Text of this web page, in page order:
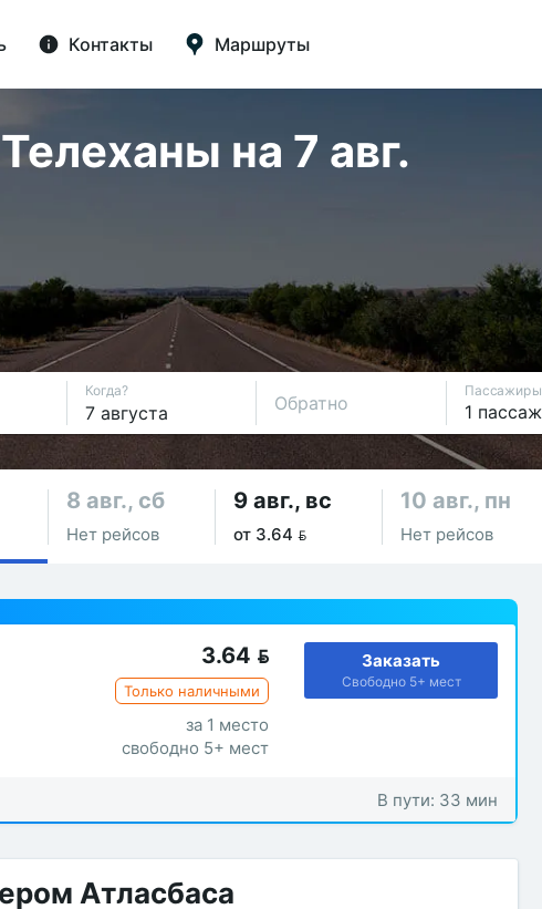
Контакты Маршруты
на 7 авг.
Когда?
Обратно
Пассажиры
8 авг., сб
Нет рейсов
9 авг., вс
от 3.64 
10 авг., пн
Нет рейсов
3.64 
Только наличными
за 1 место
свободно 5+ мест
Заказать
Свободно 5+ мест
В пути: 33 мин
Атласбаса